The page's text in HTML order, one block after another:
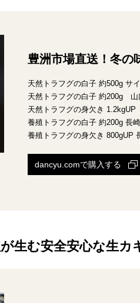
豊洲市場直送！冬の
天然トラフグの白子 約500g サ
天然トラフグの白子 約200g 山
天然トラフグの身欠き
養殖トラフグの白子 約200g 長
養殖トラフグの身欠き 800gUP
dancyu.comで購入する
生む安全安心な生カ